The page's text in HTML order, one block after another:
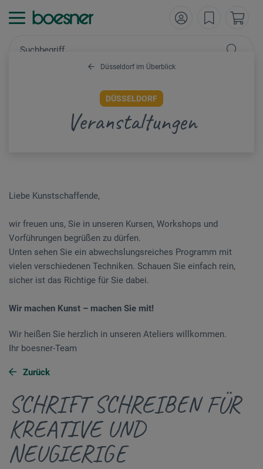
Düsseldorf im Überblick
DÜSSELDORF
Veranstaltungen
Liebe Kunstschaffende,
wir freuen uns, Sie in unseren Kursen, Workshops und
Vorführungen begrüßen zu dürfen.
Unten sehen Sie ein abwechslungsreiches Programm mit
vielen verschiedenen Techniken. Schauen Sie einfach rein,
sicher ist das Richtige für Sie dabei.
Wir machen Kunst – machen Sie mit!
Wir heißen Sie herzlich in unseren Ateliers willkommen.
Ihr boesner-Team
Zurück
SCHRIFT SCHREIBEN FÜR
KREATIVE UND
NEUGIERIGE